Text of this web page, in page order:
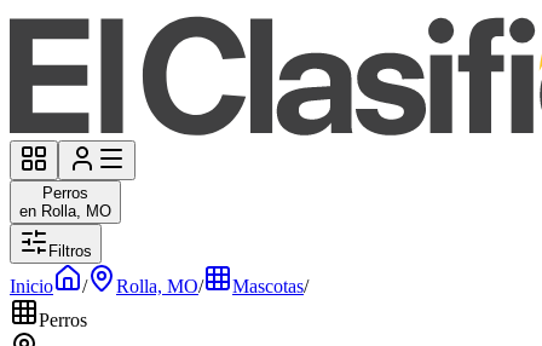
Perros
en Rolla, MO
Filtros
Inicio / Rolla, MO/ Mascotas/
Perros